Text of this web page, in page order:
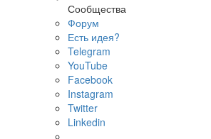
Сообщества
Форум
Есть идея?
Telegram
YouTube
Facebook
Instagram
Twitter
Linkedin